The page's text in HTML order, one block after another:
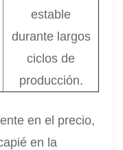
estable
durante largos
ciclos de
producción.
en el precio,
en la